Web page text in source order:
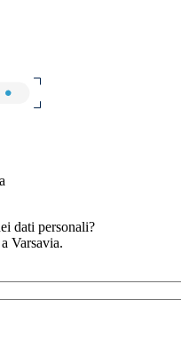
dati personali?
Varsavia.